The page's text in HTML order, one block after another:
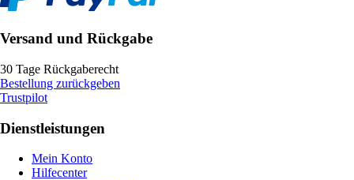
Versand und Rückgabe
30 Tage Rückgaberecht
Bestellung zurückgeben
Trustpilot
Dienstleistungen
Mein Konto
Hilfecenter